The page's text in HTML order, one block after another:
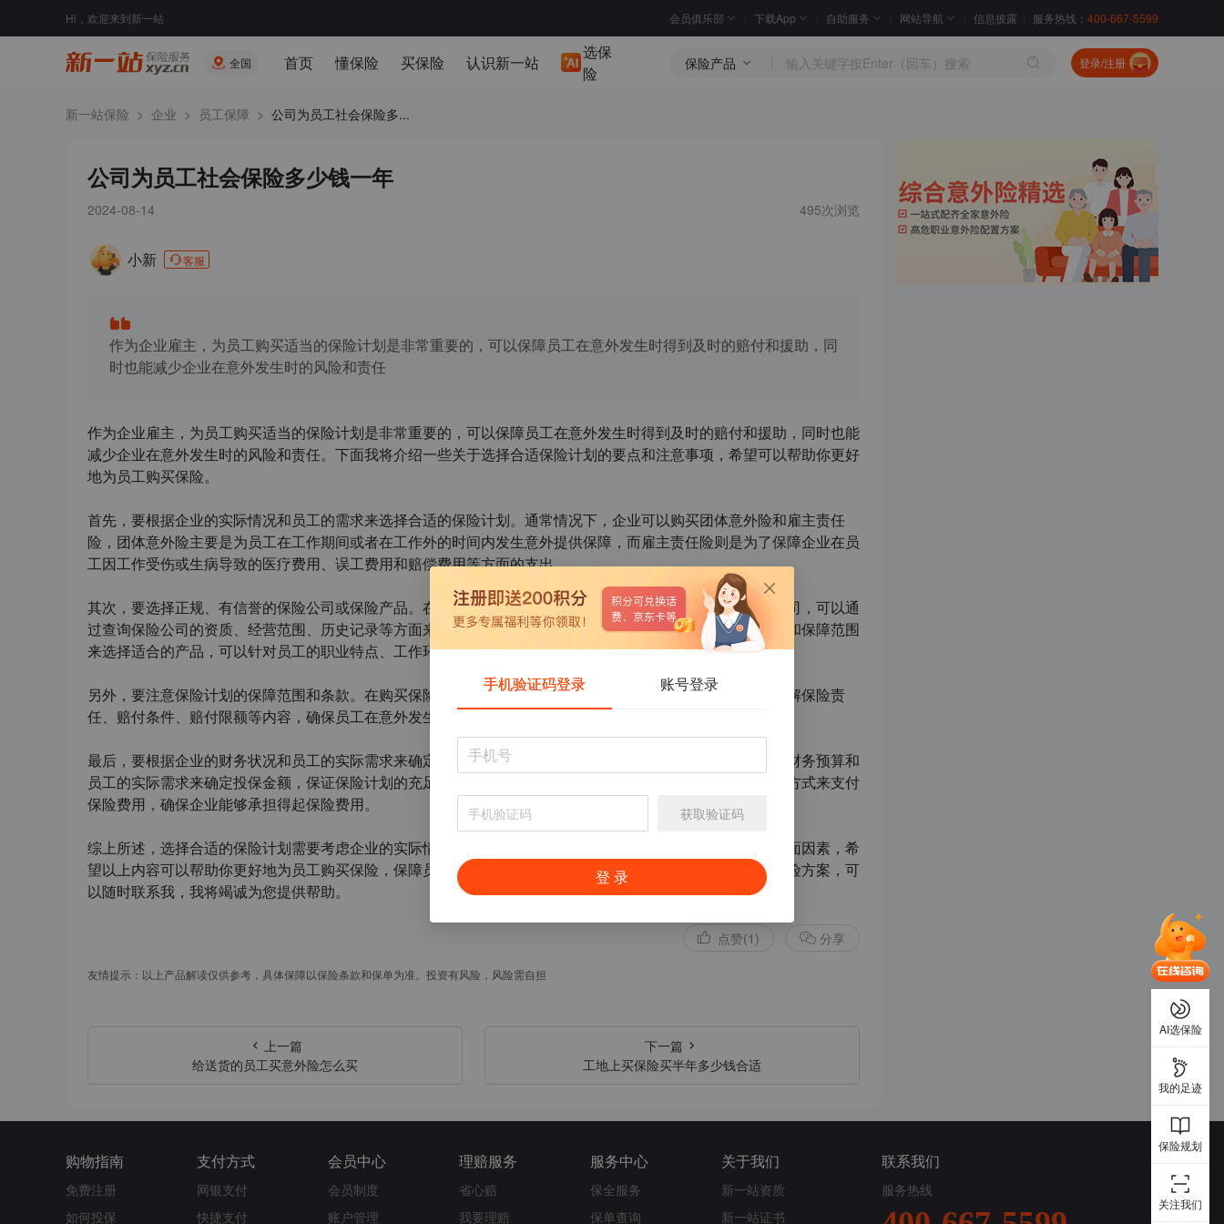
Hi，欢迎来到新一站 会员俱乐部 下载App 自助服务 网站导航 信息披露 服务热线： 400-667-5599
全国 首页 懂保险 买保险 认识新一站
选保
险
保险产品 登录/注册
新一站保险 > 企业 > 员工保障 > 公司为员工社会保险多...
公司为员工社会保险多少钱一年
2024-08-14 495次浏览
小新 客服
作为企业雇主，为员工购买适当的保险计划是非常重要的，可以保障员工在意外发生时得到及时的赔付和援助，同
时也能减少企业在意外发生时的风险和责任
作为企业雇主，为员工购买适当的保险计划是非常重要的，可以保障员工在意外发生时得到及时的赔付和援助，同时也能
减少企业在意外发生时的风险和责任。下面我将介绍一些关于选择合适保险计划的要点和注意事项，希望可以帮助你更好
地为员工购买保险。
首先，要根据企业的实际情况和员工的需求来选择合适的保险计划。通常情况下，企业可以购买团体意外险和雇主责任
险，团体意外险主要是为员工在工作期间或者在工作外的时间内发生意外提供保障，而雇主责任险则是为了保障企业在员
工因工作受伤或生病导致的医疗费用、误工费用和赔偿费用等方面的支出。
其次，要选择正规、有信誉的保险公司或保险产品。在选择保险公司时，要选择具有良好信誉和实力的保险公司，可以通
过查询保险公司的资质、经营范围、历史记录等方面来进行评估。在选择保险产品时，要根据员工的实际需求和保障范围
来选择适合的产品，可以针对员工的职业特点、工作环境等因素来选择保险产品。
另外，要注意保险计划的保障范围和条款。在购买保险计划时，要仔细阅读保险合同中的条款和保障范围，了解保险责
任、赔付条件、赔付限额等内容，确保员工在意外发生时能够得到及时的赔付和援助。
最后，要根据企业的财务状况和员工的实际需求来确定保险计划的投保金额和保费支付方式。可以根据企业的财务预算和
员工的实际需求来确定投保金额，保证保险计划的充足性和合理性；同时可以选择一次性支付或者分期支付的方式来支付
保险费用，确保企业能够承担得起保险费用。
综上所述，选择合适的保险计划需要考虑企业的实际情况、员工的需求、保险公司的信誉和产品特点等多个方面因素，希
望以上内容可以帮助你更好地为员工购买保险，保障员工的权益和企业的利益。如果需要进一步咨询或定制保险方案，可
以随时联系我，我将竭诚为您提供帮助。
点赞(1) 分享
友情提示：以上产品解读仅供参考，具体保障以保险条款和保单为准。投资有风险，风险需自担
上一篇
给送货的员工买意外险怎么买
下一篇
工地上买保险买半年多少钱合适
购物指南
免费注册
如何投保
支付方式
网银支付
快捷支付
会员中心
会员制度
账户管理
理赔服务
省心赔
我要理赔
服务中心
保全服务
保单查询
关于我们
新一站资质
新一站证书
联系我们
服务热线
AI选保险
我的足迹
保险规划
关注我们
手机验证码登录 账号登录
获取验证码
登 录